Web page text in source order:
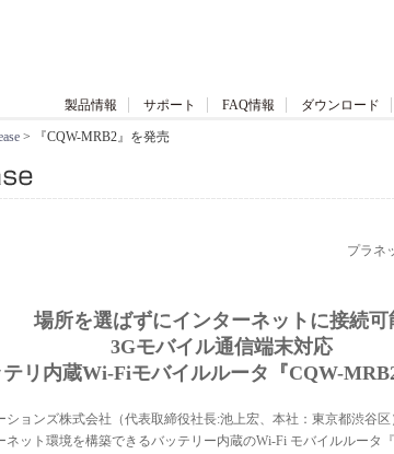
製品情報 サポート FAQ情報 ダウンロード
> 『CQW-MRB2』を発売
プラネ
場所を選ばずにインターネットに接続可
3Gモバイル通信端末対応
リ内蔵Wi-Fiモバイルルータ『CQW-
ションズ株式会社（代表取締役社長:池上宏、本社：東京都渋谷
ット環境を構築できるバッテリー内蔵のWi-Fi モバイルルータ